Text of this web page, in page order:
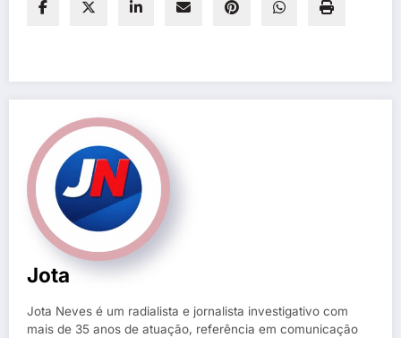
Jota
Jota Neves é um radialista e jornalista investigativo com
mais de 35 anos de atuação, referência em comunicação